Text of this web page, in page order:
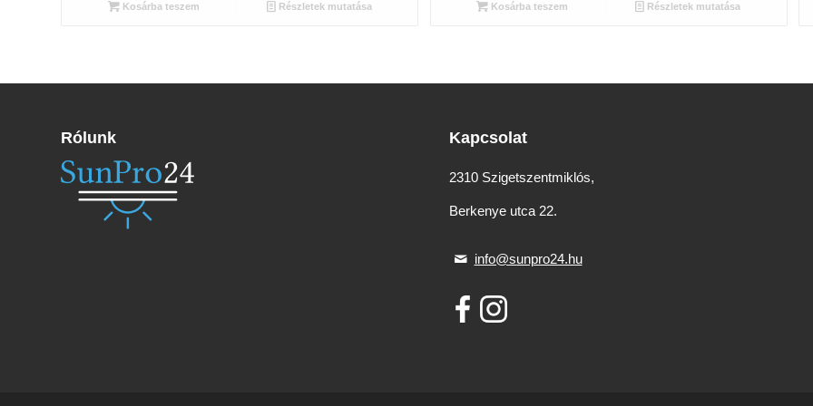
Kosárba teszem Részletek mutatása
was:
is:
Kosárba teszem Részletek mutatása
Rólunk Kapcsolat
2310 Szigetszentmiklós,
Berkenye utca 22.
info@sunpro24.hu